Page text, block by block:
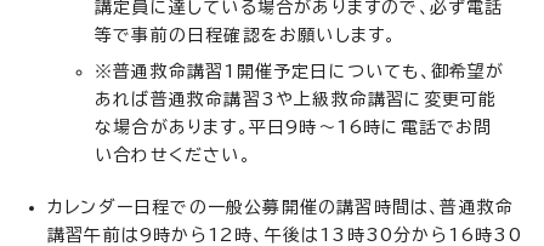
講定員に達している場合がありますので、必ず電話
等で事前の日程確認をお願いします。
※普通救命講習1開催予定日についても、御希望が
あれば普通救命講習3や上級救命講習に変更可能
な場合があります。平日9時～16時に電話でお問
い合わせください。
カレンダー日程での一般公募開催の講習時間は、普通救命
講習午前は9時から12時、午後は13時30分から16時30